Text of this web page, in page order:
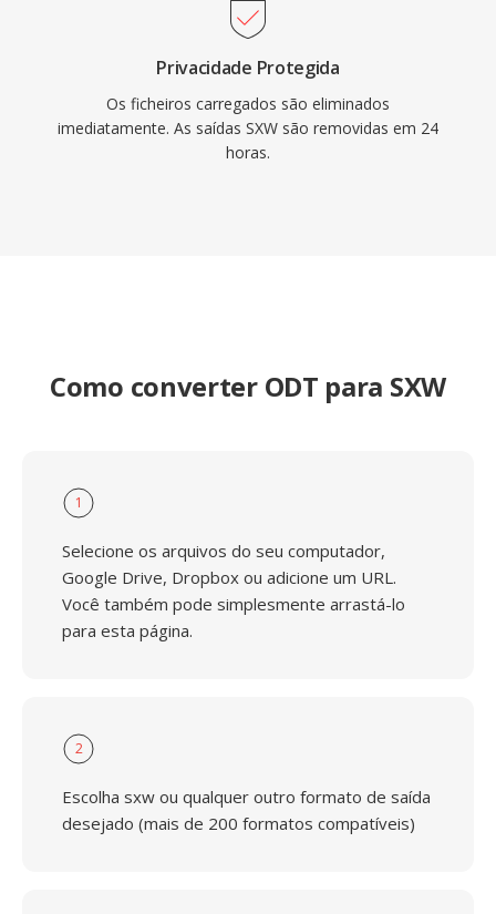
Privacidade Protegida
Os ficheiros carregados são eliminados
imediatamente. As saídas SXW são removidas em 24
horas.
Como converter ODT para SXW
1
Selecione os arquivos do seu computador,
Google Drive, Dropbox ou adicione um URL.
Você também pode simplesmente arrastá-lo
para esta página.
2
Escolha sxw ou qualquer outro formato de saída
desejado (mais de 200 formatos compatíveis)